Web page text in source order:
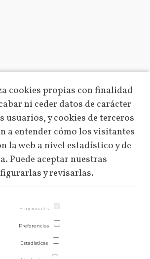
cookies propias con finalidad
ni ceder datos de carácter
usuarios, y cookies de terceros
a entender cómo los visitantes
la web a nivel estadístico y de
Puede aceptar nuestras
y revisarlas.
Funcionales
Preferencias
Estadisticas